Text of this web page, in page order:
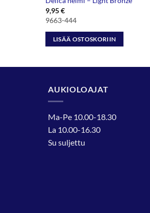
9,95€
9663-444
LISÄÄ OSTOSKORIIN
AUKIOLOAJAT
Ma-Pe 10.00-18.30
La 10.00-16.30
Su suljettu